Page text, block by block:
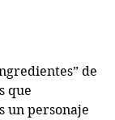
de
que
un personaje